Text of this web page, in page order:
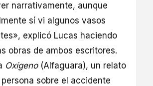
narrativamente, aunque
sí vi algunos vasos
explicó Lucas haciendo
obras de ambos escritores.
Oxígeno (Alfaguara), un relato
sobre el accidente